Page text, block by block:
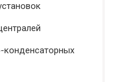
конденсаторных